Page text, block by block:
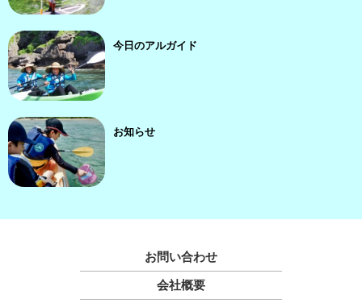
今日のアルガイド
お知らせ
お問い合わせ
会社概要